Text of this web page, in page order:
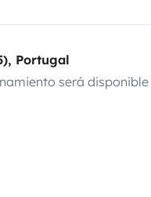
Portugal
será